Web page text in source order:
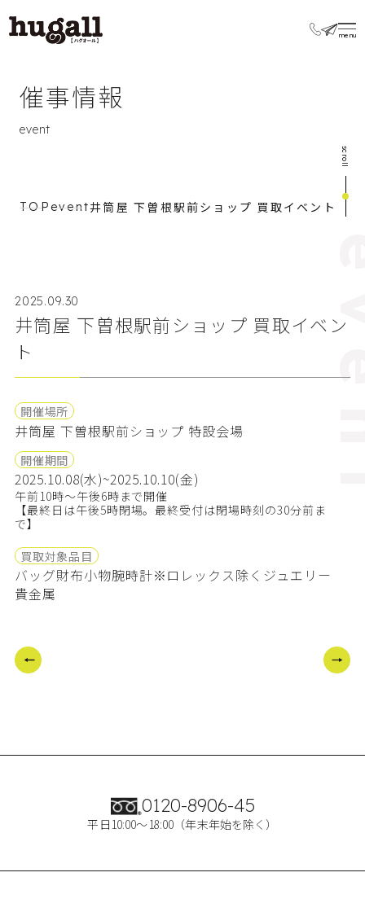
催事情報
event
scroll
TOP event井筒屋 下曽根駅前ショップ 買取イベント
2025.09.30
井筒屋 下曽根駅前ショップ 買取イベン
ト
開催場所
井筒屋 下曽根駅前ショップ 特設会場
開催期間
2025.10.08(水)~2025.10.10(金)
午前10時～午後6時まで開催
【最終日は午後5時閉場。最終受付は閉場時刻の30分前ま
で】
買取対象品目
バッグ財布小物腕時計※ロレックス除く ジュエリー
貴金属
0120-8906-45
平日10:00～18:00（年末年始を除く）